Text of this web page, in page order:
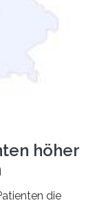
höher
die